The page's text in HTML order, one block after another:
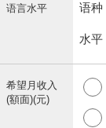
语言水平 语种
水平
希望月收入
(額面)(元)